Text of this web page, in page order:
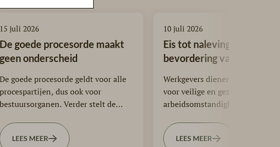
15 juli 2026
De goede procesorde maakt
geen onderscheid
De goede procesorde geldt voor alle
procespartijen, dus ook voor
bestuursorganen. Verder stelt de
grenzen aan…
LEES MEER
10 juli 2026
Eis tot naleving ter
bevordering van
belasting
Werkgevers dienen zorg te
voor veilige en gezonde
arbeidsomstandigheden. Op het
Arbeidsinspectie van mening
LEES MEER